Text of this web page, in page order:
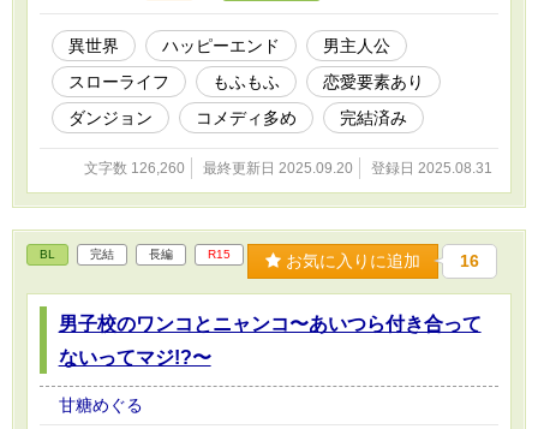
ィです。 ・作中の豆知識はあくまでも作者調べです。誤りがある
可能性もありますのでご容赦ください。 ・本編、番外編共に一旦
完結しました。
異世界 ハッピーエンド
男主人公
スローライフ
もふもふ
恋愛要素あり
ダンジョン
コメディ多め 完結済み
文字数 126,260 最終更新日 2025.09.20 登録日 2025.08.31
BL 完結 長編 R15 お気に入りに追加 16
男子校のワンコとニャンコ〜あいつら付き合って
ないってマジ!?〜
甘糖めぐる